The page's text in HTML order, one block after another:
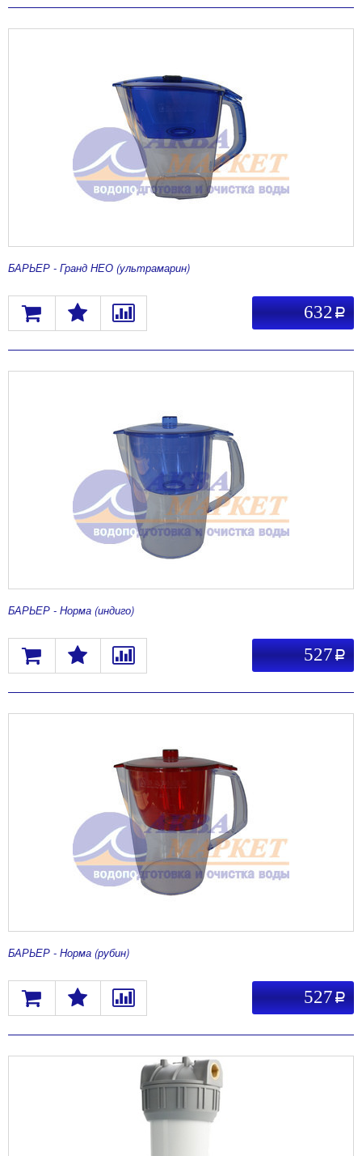
632 a
БАРЬЕР - Гранд НЕО (ультрамарин)
527 a
БАРЬЕР - Норма (индиго)
527 a
БАРЬЕР - Норма (рубин)